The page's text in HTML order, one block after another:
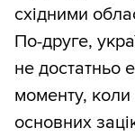
східними
По-друге,
не достатньо
моменту,
основних